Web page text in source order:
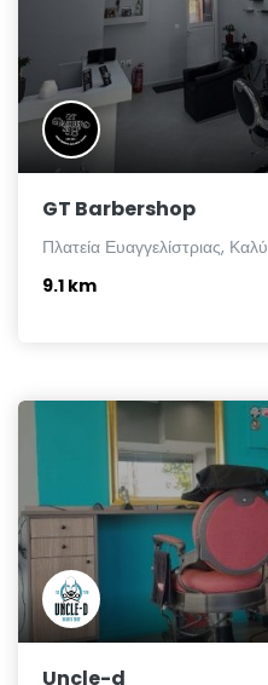
GT Barbershop
Πλατεία Ευαγγελίστριας,
9.1 km
Uncle-d